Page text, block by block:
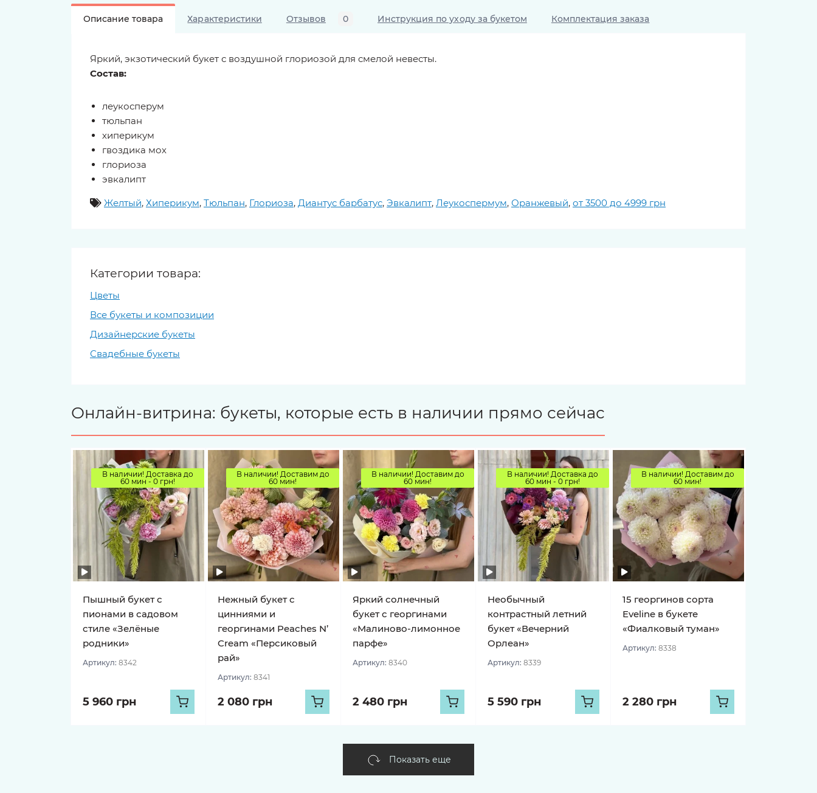
Описание товара Характеристики Отзывов 0 Инструкция по уходу за букетом Комплектация заказа
Яркий, экзотический букет с воздушной глориозой для смелой невесты.
Состав:
леукосперум
тюльпан
хиперикум
гвоздика мох
глориоза
эвкалипт
Желтый, Хиперикум, Тюльпан, Глориоза, Диантус барбатус, Эвкалипт, Леукоспермум, Оранжевый, от 3500 до 4999 грн
Категории товара:
Цветы
Все букеты и композиции
Дизайнерские букеты
Свадебные букеты
Онлайн-витрина: букеты, которые есть в наличии прямо сейчас
В наличии! Доставка до
60 мин - 0 грн!
Пышный букет с
пионами в садовом
стиле «Зелёные
родники»
Артикул: 8342
5 960 грн
В наличии! Доставим до
60 мин!
Нежный букет с
цинниями и
георгинами Peaches N’
Cream «Персиковый
рай»
Артикул: 8341
2 080 грн
В наличии! Доставим до
60 мин!
Яркий солнечный
букет с георгинами
«Малиново-лимонное
парфе»
Артикул: 8340
2 480 грн
В наличии! Доставка до
60 мин - 0 грн!
Необычный
контрастный летний
букет «Вечерний
Орлеан»
Артикул: 8339
5 590 грн
В наличии! Доставим до
60 мин!
15 георгинов сорта
Eveline в букете
«Фиалковый туман»
Артикул: 8338
2 280 грн
Показать еще